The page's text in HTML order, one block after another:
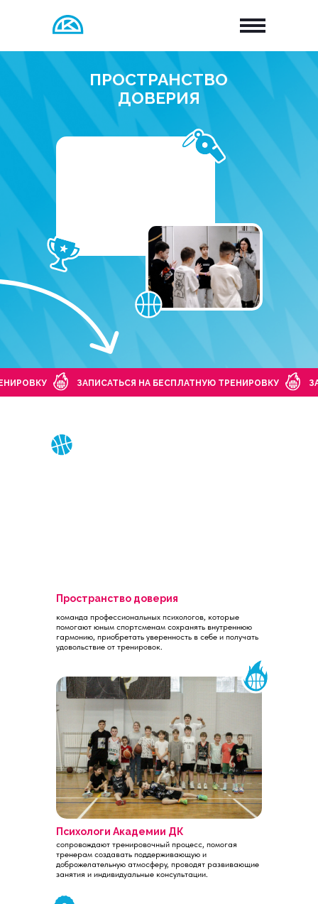
ПРОСТРАНСТВО
ДОВЕРИЯ
ЗАПИСАТЬСЯ НА БЕСПЛАТНУЮ ТРЕНИРОВКУ
Психологи Академии ДК
сопровождают тренировочный процесс, помогая
тренерам создавать поддерживающую и
доброжелательную атмосферу, проводят развивающие
занятия и индивидуальные консультации.
Пространство доверия
команда профессиональных психологов, которые
помогают юным спортсменам сохранять внутреннюю
гармонию, приобретать уверенность в себе и получать
удовольствие от тренировок.